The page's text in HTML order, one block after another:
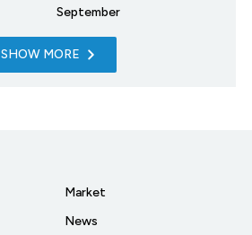
September
SHOW MORE
Market
News